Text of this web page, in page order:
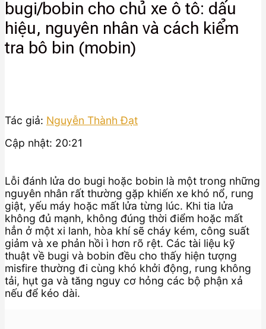
bugi/bobin cho chủ xe ô tô: dấu
hiệu, nguyên nhân và cách kiểm
tra bô bin (mobin)
Tác giả: Nguyễn Thành Đạt
Cập nhật: 20:21
Lỗi đánh lửa do bugi hoặc bobin là một trong những
nguyên nhân rất thường gặp khiến xe khó nổ, rung
giật, yếu máy hoặc mất lửa từng lúc. Khi tia lửa
không đủ mạnh, không đúng thời điểm hoặc mất
hẳn ở một xi lanh, hòa khí sẽ cháy kém, công suất
giảm và xe phản hồi ì hơn rõ rệt. Các tài liệu kỹ
thuật về bugi và bobin đều cho thấy hiện tượng
misfire thường đi cùng khó khởi động, rung không
tải, hụt ga và tăng nguy cơ hỏng các bộ phận xả
nếu để kéo dài.